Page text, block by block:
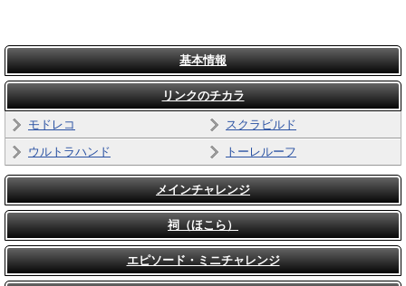
基本情報
リンクのチカラ
モドレコ
スクラビルド
ウルトラハンド
トーレルーフ
メインチャレンジ
祠（ほこら）
エピソード・ミニチャレンジ